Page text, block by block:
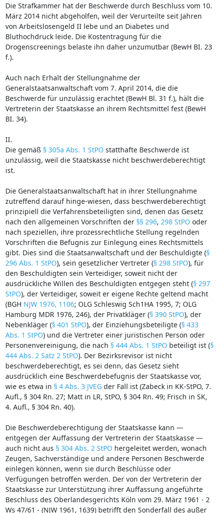
Die Strafkammer hat der Beschwerde durch Beschluss vom 10.
März 2014 nicht abgeholfen, weil der Verurteilte seit Jahren
von Arbeitslosengeld II lebe und an Diabetes und
Bluthochdruck leide. Die Kostentragung für die
Drogenscreenings belaste ihn daher unzumutbar (BewH BI. 23
f.).
Auch nach Erhalt der Stellungnahme der
Generalstaatsanwaltschaft vom 7. April 2014, die die
Beschwerde für unzulässig erachtet (BewH Bl. 31 f.), hält die
Vertreterin der Staatskasse an ihrem Rechtsmittel fest (BewH
BI. 34).
II.
Die gemäß § 305a Abs. 1 StPO statthafte Beschwerde ist
unzulässig, weil die Staatskasse nicht beschwerdeberechtigt
ist.
Die Generalstaatsanwaltschaft hat in ihrer Stellungnahme
zutreffend darauf hinge-wiesen, dass beschwerdeberechtigt
prinzipiell die Verfahrensbeteiligten sind, denen das Gesetz
nach den allgemeinen Vorschriften der §§ 296, 298 StPO oder
nach speziellen, ihre prozessrechtliche Stellung regelnden
Vorschriften die Befugnis zur Einlegung eines Rechtsmittels
gibt. Dies sind die Staatsanwaltschaft und der Beschuldigte (§
296 Abs. 1 StPO), sein gesetzlicher Vertreter (§ 298 StPO), für
den Beschuldigten sein Verteidiger, soweit nicht der
ausdrückliche Willen des Beschuldigten entgegen steht (§ 297
StPO), der Verteidiger, soweit er eigene Rechte geltend macht
(BGH NJW 1976, 1106; OLG Schleswig Sch1HA 1995, 7; OLG
Hamburg MDR 1976, 246), der Privatkläger (§ 390 StPO), der
Nebenkläger (§ 401 StPO), der Einziehungsbeteiligte (§ 433
Abs. 1 StPO) und die Vertreter einer juristischen Person oder
Personenvereinigung, die nach § 444 Abs. 1 StPO beteiligt ist (§
444 Abs. 2 Satz 2 StPO). Der Bezirksrevisor ist nicht
beschwerdeberechtigt, es sei denn, das Gesetz sieht
ausdrücklich eine Beschwerdebefugnis der Staatskasse vor,
wie es etwa in § 4 Abs. 3 JVEGder Fall ist (Zabeck in KK-StPO, 7.
Aufl., § 304 Rn. 27; Matt in LR, StPO, § 304 Rn. 49; Frisch in SK,
4. Aufl., § 304 Rn. 40).
Die Beschwerdeberechtigung der Staatskasse kann —
entgegen der Auffassung der Vertreterin der Staatskasse —
auch nicht aus § 304 Abs. 2 StPO hergeleitet werden, wonach
Zeugen, Sachverständige und andere Personen Beschwerde
einlegen können, wenn sie durch Beschlüsse oder
Verfügungen betroffen werden. Der von der Vertreterin der
Staatskasse zur Unterstützung ihrer Auffassung angeführte
Beschluss des Oberlandesgerichts Köln vom 29. März 1961 - 2
Ws 47/61 - (NJW 1961, 1639) betrifft den Sonderfall des außer